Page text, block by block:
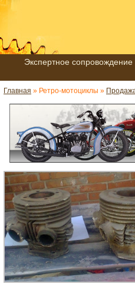
Экспертное
Главная » Ретро-мотоциклы »